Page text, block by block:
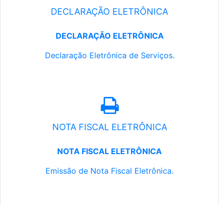
DECLARAÇÃO ELETRÔNICA
DECLARAÇÃO ELETRÔNICA
Declaração Eletrônica de Serviços.
NOTA FISCAL ELETRÔNICA
NOTA FISCAL ELETRÔNICA
Emissão de Nota Fiscal Eletrônica.